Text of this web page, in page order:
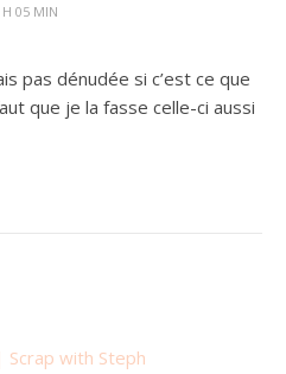
H 05 MIN
pas dénudée si c’est ce que
que je la fasse celle-ci aussi
Scrap with Steph